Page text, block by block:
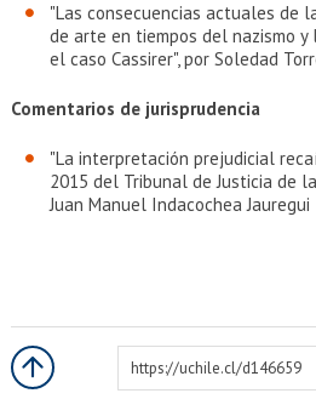
"Las consecuencias actuales de
de arte en tiempos del nazismo y
el caso Cassirer", por Soledad
Comentarios de jurisprudencia
"La interpretación prejudicial
2015 del Tribunal de Justicia de
Juan Manuel Indacochea Jauregui
https://uchile.cl/d146659